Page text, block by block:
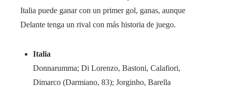
Italia puede ganar con un primer gol, ganas, aunque
Delante tenga un rival con más historia de juego.
Italia
Donnarumma; Di Lorenzo, Bastoni, Calafiori,
Dimarco (Darmiano, 83); Jorginho, Barella